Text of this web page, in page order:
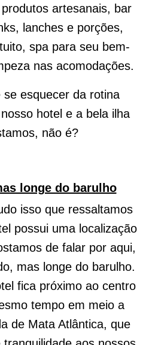
artesanais, bar
lanches e porções,
spa para seu bem-
nas acomodações.
esquecer da rotina
hotel e a bela ilha
não é?
longe do barulho
isso que ressaltamos
possui uma localização
de falar por aqui,
mas longe do barulho.
fica próximo ao centro
tempo em meio a
de Mata Atlântica, que